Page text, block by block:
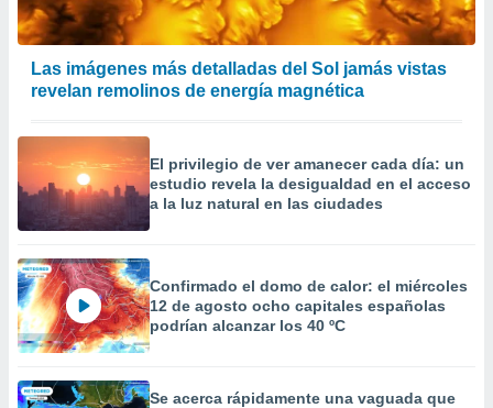
Las imágenes más detalladas del Sol jamás vistas
revelan remolinos de energía magnética
El privilegio de ver amanecer cada día: un
estudio revela la desigualdad en el acceso
a la luz natural en las ciudades
Confirmado el domo de calor: el miércoles
12 de agosto ocho capitales españolas
podrían alcanzar los 40 ºC
Se acerca rápidamente una vaguada que